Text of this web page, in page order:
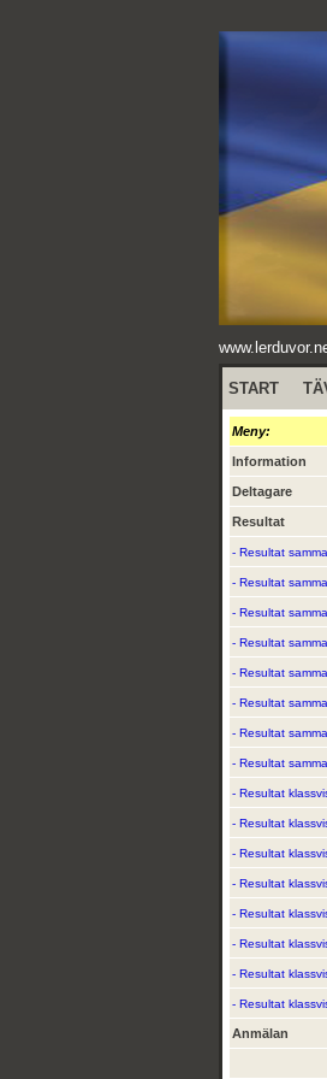
START
Meny:
Information
Deltagare
Resultat
- Resultat
- Resultat
- Resultat
- Resultat
- Resultat
- Resultat
- Resultat
- Resultat
- Resultat
- Resultat
- Resultat
- Resultat
- Resultat
- Resultat
- Resultat
- Resultat
Anmälan